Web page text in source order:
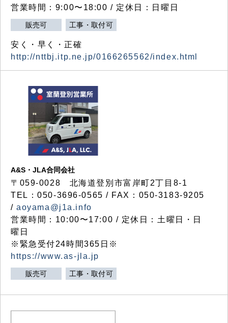
営業時間：9:00〜18:00 / 定休日：日曜日
販売可 工事・取付可
安く・早く・正確
http://nttbj.itp.ne.jp/0166265562/index.html
A&S・JLA合同会社
〒 059-0028 北海道登別市富岸町2丁目 8-1
TEL：050-3696-0565 / FAX：050-3183-9205
/aoyama@j1a.info
営業時間：10:00〜17:00 / 定休日：土曜日・日
曜日
※緊急受付24時間365日※
https://www.as-jla.jp
販売可 工事・取付可